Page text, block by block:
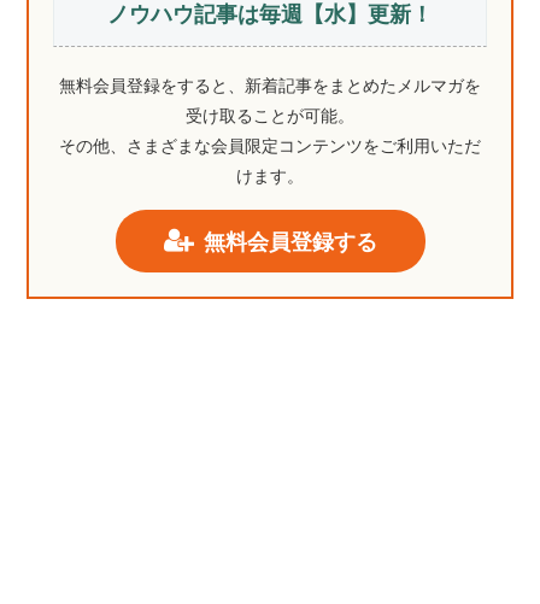
ノウハウ記事は毎週【水】更新！
無料会員登録をすると、新着記事をまとめたメルマガを
受け取ることが可能。
その他、さまざまな会員限定コンテンツをご利用いただ
けます。
無料会員登録する